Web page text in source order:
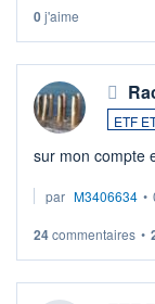
0j'aime
ETF
sur mon compte
par M3406634 •
24commentaires •